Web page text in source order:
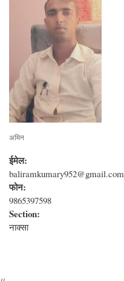
अमिन
ईमेल:
baliramkumary952@gmail.com
फोन:
9865397598
Section:
नाक्सा